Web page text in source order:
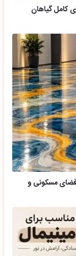
کامل گیاهان
فضای مسکونی و